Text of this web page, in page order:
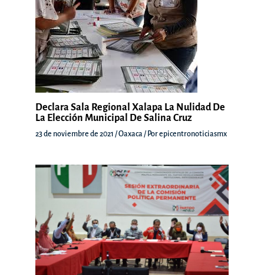
Declara Sala Regional Xalapa La Nulidad De
La Elección Municipal De Salina Cruz
23 de noviembre de 2021 /Oaxaca / Porepicentronoticiasmx